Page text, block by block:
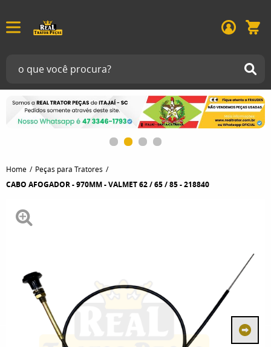
Home Peças para Tratores
CABO AFOGADOR - 970MM - VALMET 62 / 65 / 85 - 218840